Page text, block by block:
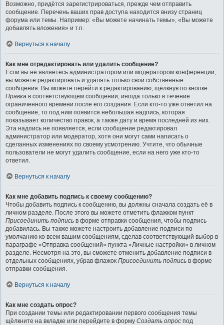
Возможно, придётся зарегистрироваться, прежде чем отправить
сообщение. Перечень ваших прав доступа находится внизу страниц
форума или темы. Например: «Вы можете начинать темы», «Вы можете
добавлять вложения» и т.п.
Вернуться к началу
Как мне отредактировать или удалить сообщение?
Если вы не являетесь администратором или модератором конференции,
вы можете редактировать и удалять только свои собственные
сообщения. Вы можете перейти к редактированию, щёлкнув по кнопке
Правка в соответствующем сообщении, иногда только в течение
ограниченного времени после его создания. Если кто-то уже ответил на
сообщение, то под ним появится небольшая надпись, которая
показывает количество правок, а также дату и время последней из них.
Эта надпись не появляется, если сообщение редактировал
администратор или модератор, хотя они могут сами написать о
сделанных изменениях по своему усмотрению. Учтите, что обычные
пользователи не могут удалить сообщение, если на него уже кто-то
ответил.
Вернуться к началу
Как мне добавить подпись к своему сообщению?
Чтобы добавить подпись к сообщению, вы должны сначала создать её в
личном разделе. После этого вы можете отметить флажком пункт
Присоединить подпись в форме отправки сообщения, чтобы подпись
добавилась. Вы также можете настроить добавление подписи по
умолчанию ко всем вашим сообщениям, сделав соответствующий выбор в
параграфе «Отправка сообщений» пункта «Личные настройки» в личном
разделе. Несмотря на это, вы сможете отменить добавление подписи в
отдельных сообщениях, убрав флажок Присоединить подпись в форме
отправки сообщения.
Вернуться к началу
Как мне создать опрос?
При создании темы или редактировании первого сообщения темы
щёлкните на вкладке или перейдите в форму Создать опрос под